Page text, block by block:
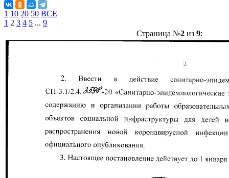
1 10 20 50 ВСЕ
1 2 3 4 5 ... 9
Страница №2из 9: